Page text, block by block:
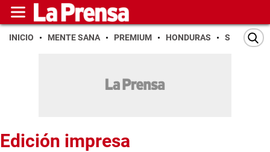
INICIO MENTE SANA PREMIUM HONDURAS SAN PEDRO
Edición impresa